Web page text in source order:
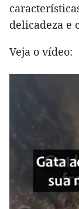
delicadeza e
Veja o vídeo: